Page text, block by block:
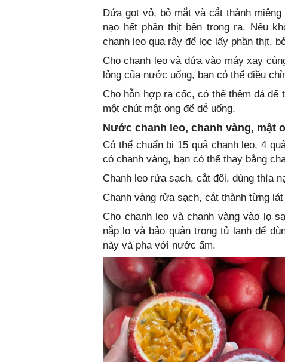
Dứa gọt vỏ, bỏ mắt và cắt thành
nạo hết phần thịt bên trong ra. Nếu
chanh leo qua rây để lọc lấy phần thịt,
Cho chanh leo và dứa vào máy xay
lỏng của nước uống, bạn có thể điều
Cho hỗn hợp ra cốc, có thể thêm đá
một chút mật ong để dễ uống.
Nước chanh leo, chanh vàng, mật
Có thể chuẩn bị 15 quả chanh leo, 4
có chanh vàng, bạn có thể thay bằng
Chanh leo rửa sạch, cắt đôi, dùng thìa
Chanh vàng rửa sạch, cắt thành từng
Cho chanh leo và chanh vàng vào lọ
nắp lọ và bảo quản trong tủ lạnh để
này và pha với nước ấm.